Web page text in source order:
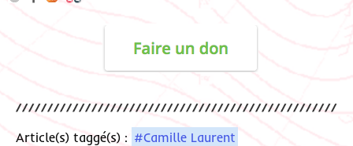
Article(s) taggé(s) : #Camille Laurent